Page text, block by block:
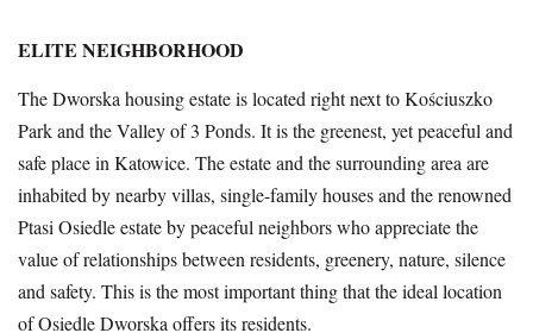
ELITE NEIGHBORHOOD
The Dworska housing estate is located right next to Kościuszko
Park and the Valley of 3 Ponds. It is the greenest, yet peaceful and
safe place in Katowice. The estate and the surrounding area are
inhabited by nearby villas, single-family houses and the renowned
Ptasi Osiedle estate by peaceful neighbors who appreciate the
value of relationships between residents, greenery, nature, silence
and safety. This is the most important thing that the ideal location
of Osiedle Dworska offers its residents.